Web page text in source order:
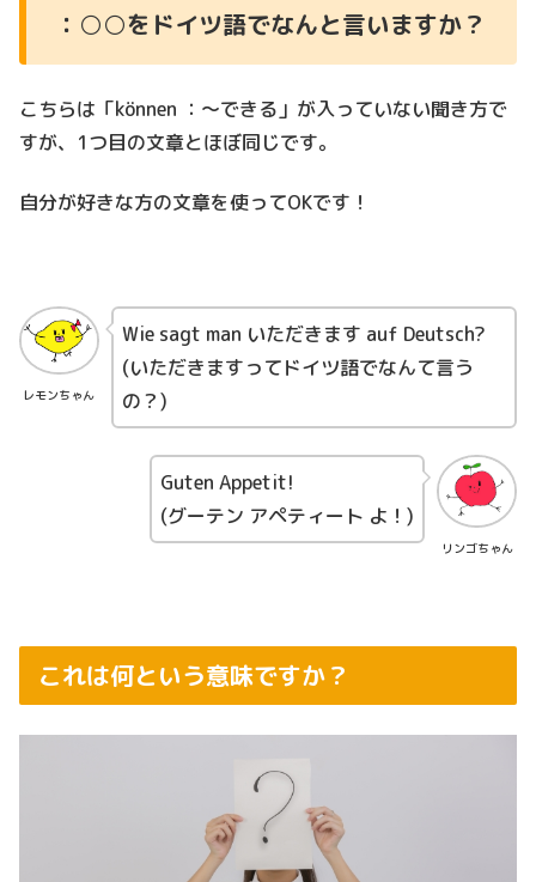
：○○をドイツ語でなんと言いますか？
こちらは「können ：～できる」が入っていない聞き方で
すが、1つ目の文章とほぼ同じです。
自分が好きな方の文章を使ってOKです！
レモンちゃん
Wie sagt man いただきます auf Deutsch?
(いただきますってドイツ語でなんて言う
の？)
リンゴちゃん
Guten Appetit!
(グーテン アペティート よ！)
これは何という意味ですか？